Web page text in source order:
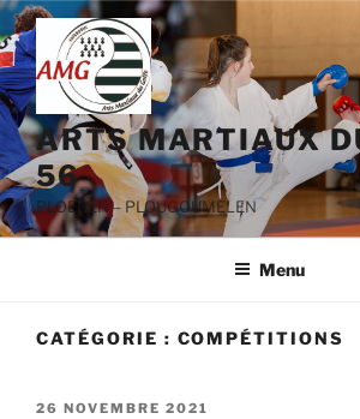
Aller
au
contenu
principal
ARTS MARTIAUX
56
PLOEREN – PLOUGOUMELEN
Menu
CATÉGORIE : COMPÉTITIONS
PUBLIÉ
26 NOVEMBRE 2021